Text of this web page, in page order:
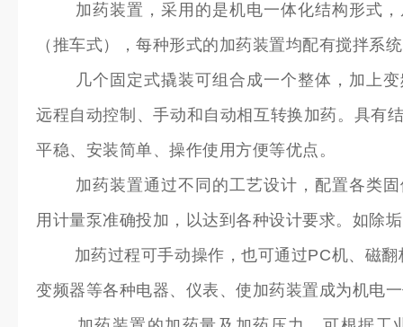
加药装置，采用的是机电一体化结构形式，
（推车式），每种形式的加药装置均配有搅拌系
几个固定式撬装可组合成一个整体，加上变
远程自动控制、手动和自动相互转换加药。具有
平稳、安装简单、操作使用方便等优点。
加药装置通过不同的工艺设计，配置各类固
用计量泵准确投加，以达到各种设计要求。如除
加药过程可手动操作，也可通过PC机、磁翻
变频器等各种电器、仪表、使加药装置成为机电